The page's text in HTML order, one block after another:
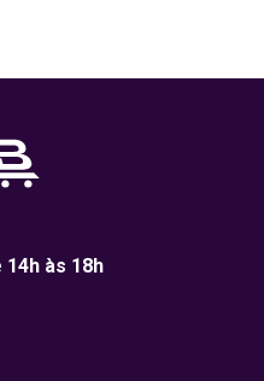
14h às 18h